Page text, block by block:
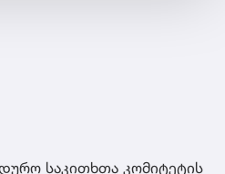
საკითხთა კომიტეტის